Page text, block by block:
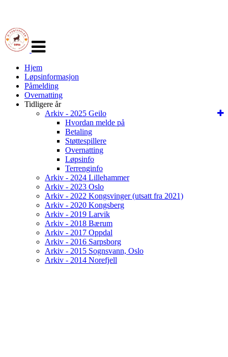
navigasjon
Hjem
Løpsinformasjon
Påmelding
Overnatting
Tidligere år
Arkiv - 2025 Geilo
Hvordan melde på
Betaling
Støttespillere
Overnatting
Løpsinfo
Terrenginfo
Arkiv - 2024 Lillehammer
Arkiv - 2023 Oslo
Arkiv - 2022 Kongsvinger (utsatt fra 2021)
Arkiv - 2020 Kongsberg
Arkiv - 2019 Larvik
Arkiv - 2018 Bærum
Arkiv - 2017 Oppdal
Arkiv - 2016 Sarpsborg
Arkiv - 2015 Sognsvann, Oslo
Arkiv - 2014 Norefjell